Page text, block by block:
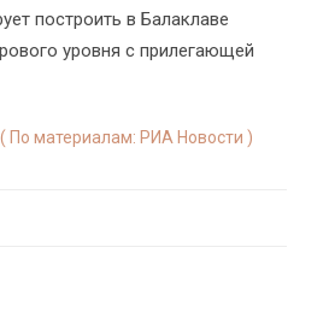
построить в Балаклаве
уровня с прилегающей
По материалам: РИА Новости )